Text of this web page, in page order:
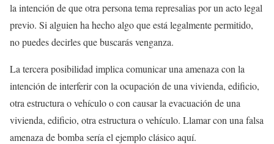
la intención de que otra persona tema represalias por un acto legal
previo. Si alguien ha hecho algo que está legalmente permitido,
no puedes decirles que buscarás venganza.
La tercera posibilidad implica comunicar una amenaza con la
intención de interferir con la ocupación de una vivienda, edificio,
otra estructura o vehículo o con causar la evacuación de una
vivienda, edificio, otra estructura o vehículo. Llamar con una falsa
amenaza de bomba sería el ejemplo clásico aquí.